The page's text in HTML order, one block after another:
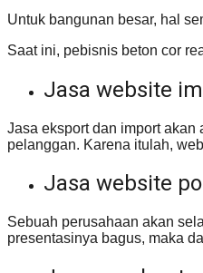
Untuk bangunan besar, hal
Saat ini, pebisnis beton cor
Jasa website
Jasa eksport dan import
pelanggan. Karena itulah,
Jasa website
Sebuah perusahaan akan
presentasinya bagus, maka